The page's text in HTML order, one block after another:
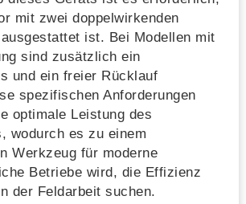
mit zwei doppelwirkenden
ist. Bei Modellen mit
sind zusätzlich ein
und ein freier Rücklauf
spezifischen Anforderungen
optimale Leistung des
wodurch es zu einem
Werkzeug für moderne
Betriebe wird, die Effizienz
der Feldarbeit suchen.